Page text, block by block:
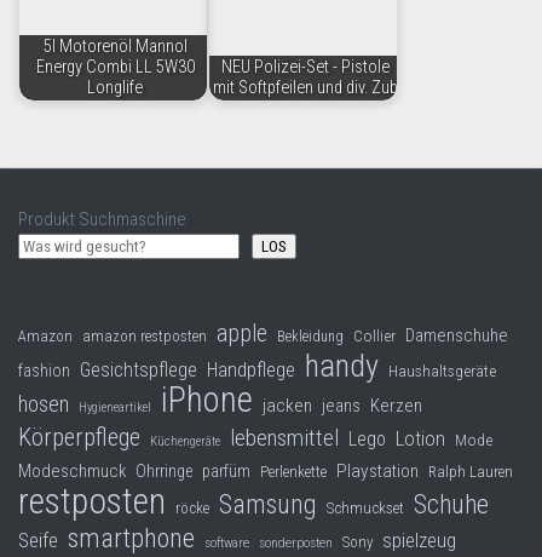
5l Motorenöl Mannol
Energy Combi LL 5W30
Longlife
NEU Polizei-Set - Pistole
mit Softpfeilen und div. Zub
Produkt Suchmaschine
LOS
Amazon amazon restposten apple Bekleidung Collier Damenschuhe
fashion Gesichtspflege Handpflege handy Haushaltsgeräte
hosen Hygieneartikel iPhone jacken jeans Kerzen
Körperpflege Küchengeräte lebensmittel Lego Lotion Mode
Modeschmuck Ohrringe parfüm Perlenkette Playstation Ralph Lauren
restposten röcke Samsung Schmuckset Schuhe
Seife smartphone software sonderposten Sony spielzeug